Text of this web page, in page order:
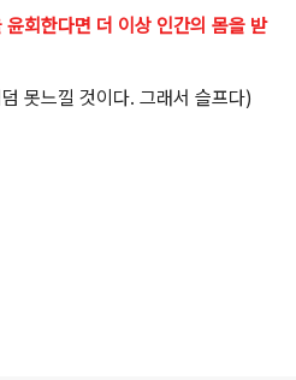
회한다면 더 이상 인간의 몸을 받
못느낄 것이다. 그래서 슬프다)